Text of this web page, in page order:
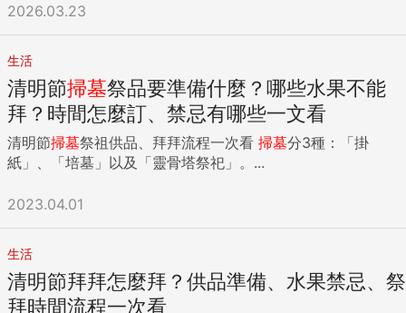
2026.03.23
生活
清明節掃墓祭品要準備什麼？哪些水果不能
拜？時間怎麼訂、禁忌有哪些一文看
清明節掃墓祭祖供品、拜拜流程一次看 掃墓分3種：「掛
紙」、「培墓」以及「靈骨塔祭祀」。...
2023.04.01
生活
清明節拜拜怎麼拜？供品準備、水果禁忌、祭
拜時間流程一次看